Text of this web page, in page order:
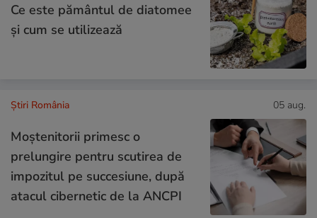
Ce este pământul de diatomee
și cum se utilizează
Știri România 05 aug.
Moștenitorii primesc o
prelungire pentru scutirea de
impozitul pe succesiune, după
atacul cibernetic de la ANCPI